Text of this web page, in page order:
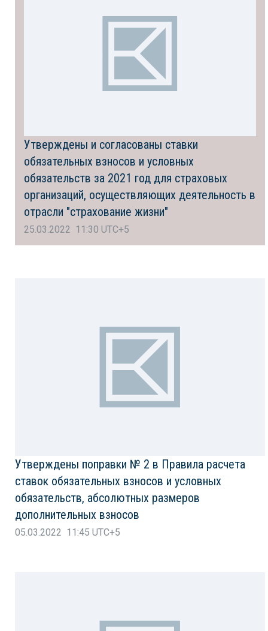
Утверждены и согласованы ставки
обязательных взносов и условных
обязательств за 2021 год для страховых
организаций, осуществляющих деятельность в
отрасли "страхование жизни"
25.03.2022 11:30 UTC+5
Утверждены поправки № 2 в Правила расчета
ставок обязательных взносов и условных
обязательств, абсолютных размеров
дополнительных взносов
05.03.2022 11:45 UTC+5